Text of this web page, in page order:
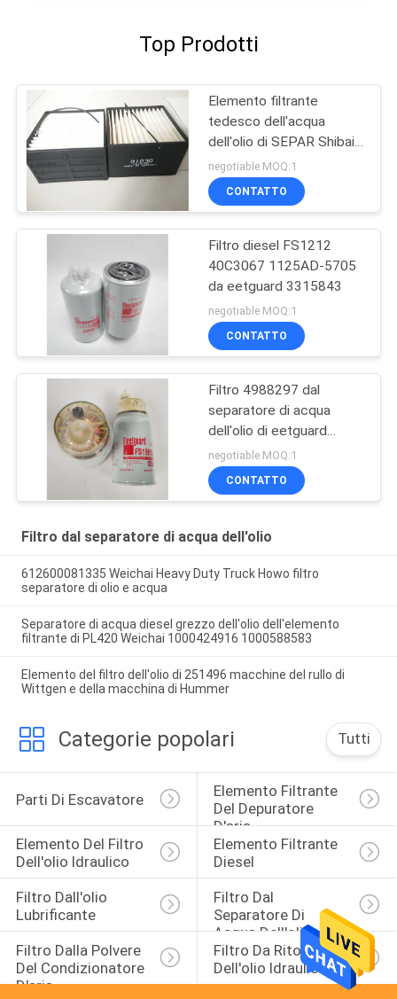
Top Prodotti
Elemento filtrante
tedesco dell'acqua
dell'olio di SEPAR Shibai
01030
negotiable MOQ:1
CONTATTO
Filtro diesel FS1212
40C3067 1125AD-5705
da eetguard 3315843
negotiable MOQ:1
CONTATTO
Filtro 4988297 dal
separatore di acqua
dell'olio di eetguard
FS19816
negotiable MOQ:1
CONTATTO
Filtro dal separatore di acqua dell'olio
612600081335 Weichai Heavy Duty Truck Howo filtro
separatore di olio e acqua
Separatore di acqua diesel grezzo dell'olio dell'elemento
filtrante di PL420 Weichai 1000424916 1000588583
Elemento del filtro dell'olio di 251496 macchine del rullo di
Wittgen e della macchina di Hummer
Categorie popolari Tutti
Parti Di Escavatore
Elemento Filtrante
Del Depuratore
D'aria
Elemento Del Filtro
Dell'olio Idraulico
Elemento Filtrante
Diesel
Filtro Dall'olio
Lubrificante
Filtro Dal
Separatore Di
Acqua Dell'olio
Filtro Dalla Polvere
Del Condizionatore
D'aria
Filtro Da Ritorno
Dell'olio Idraulico